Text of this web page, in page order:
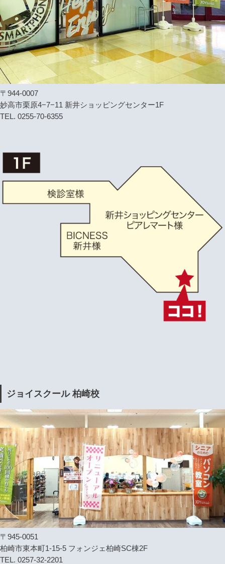
〒944-0007
妙高市栗原4−7−11 新井ショッピングセンター1F
TEL. 0255-70-6355
ジョイスクール 柏崎校
〒945-0051
柏崎市東本町1-15-5 フォンジェ柏崎SC棟2F
TEL. 0257-32-2201